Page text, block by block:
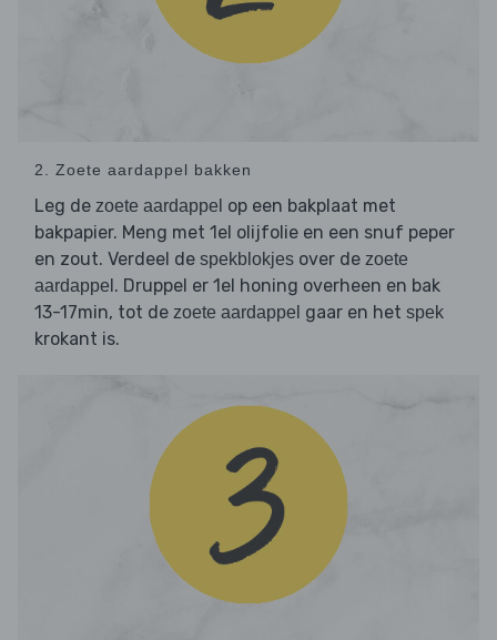
2. Zoete aardappel bakken
Leg de zoete aardappel op een bakplaat met
bakpapier. Meng met 1el olijfolie en een snuf peper
en zout. Verdeel de spekblokjes over de zoete
aardappel . Druppel er 1el honing overheen en bak
13-17min, tot de zoete aardappel gaar en het spek
krokant is.